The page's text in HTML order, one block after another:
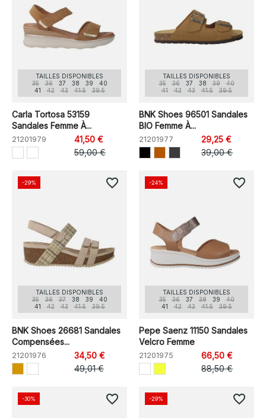
TAILLES DISPONIBLES
35
36 37 38 39
40
41
42 43 41.5 39.5
Carla Tortosa 53159
Sandales Femme À...
21201979
41,50 €
59,00 €
TAILLES DISPONIBLES
35
36 37 38 39
40
41
42 43 41.5 39.5
BNK Shoes 96501 Sandales
BIO Femme À...
21201977
29,25 €
39,00 €
TAILLES DISPONIBLES
35
36 37 38 39
40
41
42 43 41.5 39.5
BNK Shoes 26681 Sandales
Compensées...
21201976
34,50 €
49,01 €
-29% favorite_border
TAILLES DISPONIBLES
35
36 37 38 39
40
41
42 43 41.5 39.5
Pepe Saenz 11150 Sandales
Velcro Femme
21201975
66,50 €
88,50 €
-24% favorite_border
-30% favorite_border -29% favorite_border